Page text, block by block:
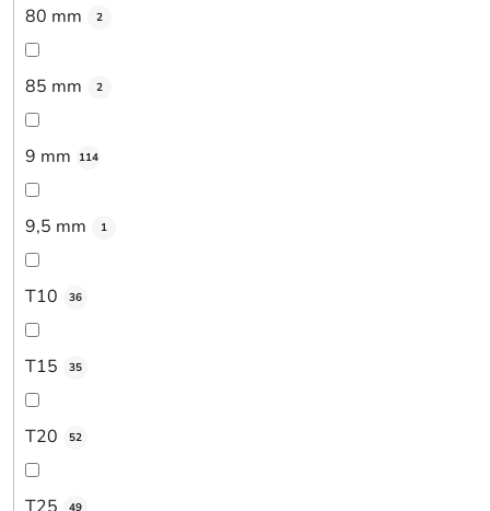
80 mm 2
85 mm 2
9 mm 114
9,5 mm 1
T10 36
T15 35
T20 52
49